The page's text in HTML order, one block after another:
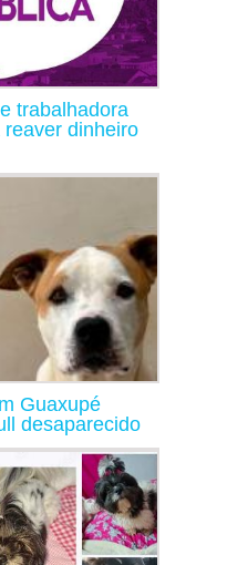
trabalhadora
dinheiro
Guaxupé
desaparecido